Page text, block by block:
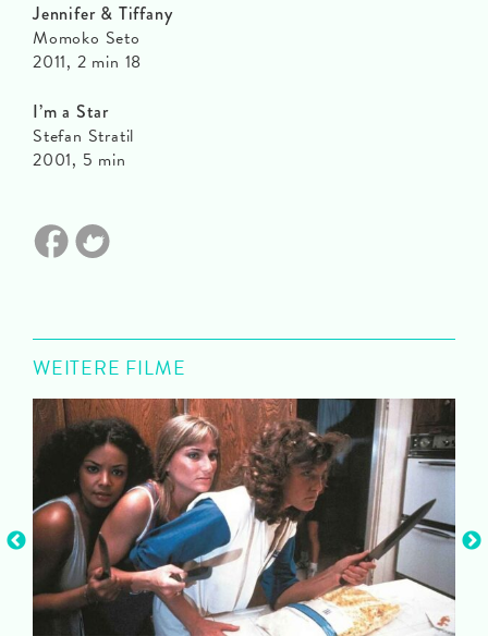
Jennifer & Tiffany
Momoko Seto
2011, 2 min 18
I’m a Star
Stefan Stratil
2001, 5 min
WEITERE FILME